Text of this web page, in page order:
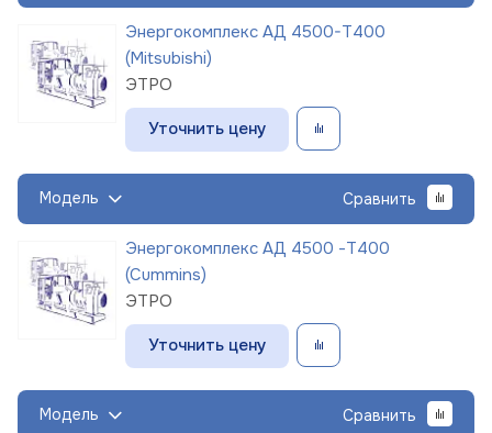
Энергокомплекс АД 4500-Т400
(Mitsubishi)
ЭТРО
Уточнить цену
Модель Сравнить
Энергокомплекс АД 4500 -Т400
(Cummins)
ЭТРО
Уточнить цену
Модель Сравнить